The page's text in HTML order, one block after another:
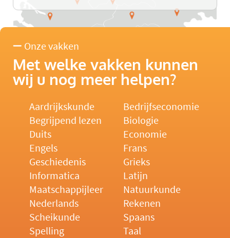
Onze vakken
Met welke vakken kunnen
wij u nog meer helpen?
Aardrijkskunde
Bedrijfseconomie
Begrijpend lezen
Biologie
Duits
Economie
Engels
Frans
Geschiedenis
Grieks
Informatica
Latijn
Maatschappijleer
Natuurkunde
Nederlands
Rekenen
Scheikunde
Spaans
Spelling
Taal